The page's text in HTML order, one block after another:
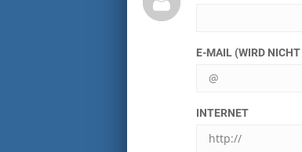
E-MAIL (WIRD
INTERNET